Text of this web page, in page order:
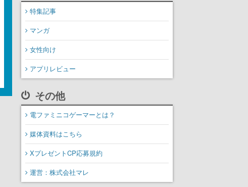
特集記事
マンガ
女性向け
アプリレビュー
その他
電ファミニコゲーマーとは？
媒体資料はこちら
XプレゼントCP応募規約
運営：株式会社マレ